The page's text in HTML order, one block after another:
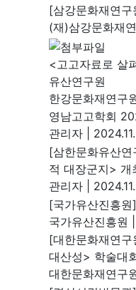
[삼강문화재연
(재)삼강문화재
<고고자료로 살
유산연구원
한강문화재연구
영남고고학회
관리자
[삼한문화유산
적 대장군지> 개
관리자
[국가유산진흥
국가유산진흥원
[대한문화재연
대산성> 학술대
대한문화재연구